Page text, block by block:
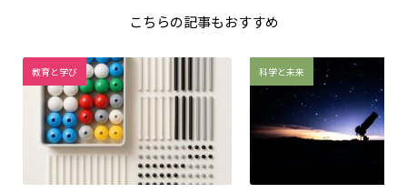
こちらの記事もおすすめ
教育と学び 科学と未来